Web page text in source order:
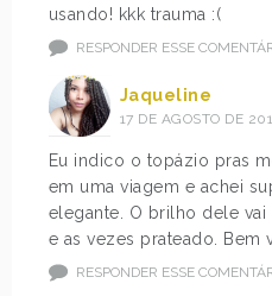
usando! kkk trauma :(
RESPONDER ESSE
Jaqueline
17 DE AGOSTO DE
Eu indico o topázio pras
em uma viagem e achei
elegante. O brilho dele
e as vezes prateado. Bem
RESPONDER ESSE